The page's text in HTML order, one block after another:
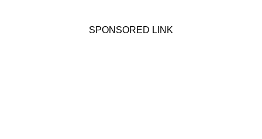
SPONSORED LINK